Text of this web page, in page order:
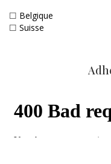
☐ Belgique
☐ Suisse